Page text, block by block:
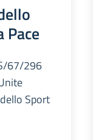
Pace
67/296
Sport